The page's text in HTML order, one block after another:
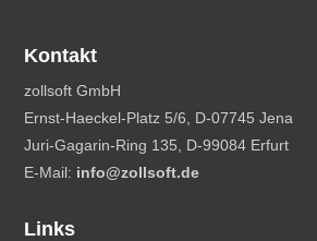
Kontakt
zollsoft GmbH
Ernst-Haeckel-Platz 5/6, D-07745 Jena
Juri-Gagarin-Ring 135, D-99084 Erfurt
E-Mail: info@zollsoft.de
Links